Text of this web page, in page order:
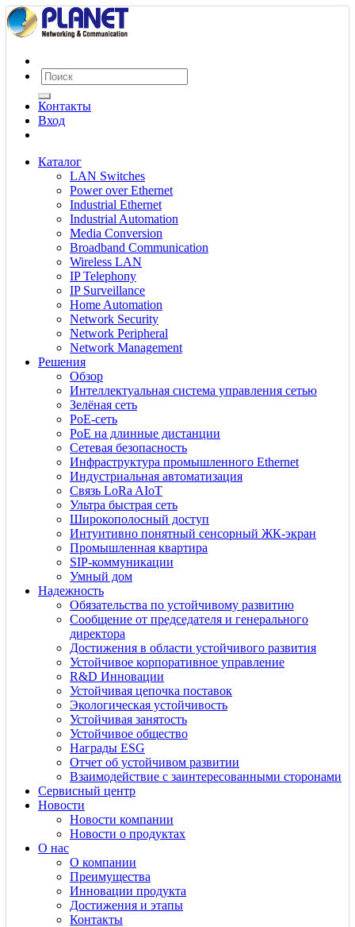
Контакты
Вход
Каталог
LAN Switches
Power over Ethernet
Industrial Ethernet
Industrial Automation
Media Conversion
Broadband Communication
Wireless LAN
IP Telephony
IP Surveillance
Home Automation
Network Security
Network Peripheral
Network Management
Решения
Обзор
Интеллектуальная система управления сетью
Зелёная сеть
PoE-сеть
PoE на длинные дистанции
Сетевая безопасность
Инфраструктура промышленного Ethernet
Индустриальная автоматизация
Связь LoRa AIoT
Ультра быстрая сеть
Широкополосный доступ
Интуитивно понятный сенсорный ЖК-экран
Промышленная квартира
SIP-коммуникации
Умный дом
Надежность
Обязательства по устойчивому развитию
Сообщение от председателя и генерального
директора
Достижения в области устойчивого развития
Устойчивое корпоративное управление
R&D Инновации
Устойчивая цепочка поставок
Экологическая устойчивость
Устойчивая занятость
Устойчивое общество
Награды ESG
Отчет об устойчивом развитии
Взаимодействие с заинтересованными сторонами
Сервисный центр
Новости
Новости компании
Новости о продуктах
О нас
О компании
Преимущества
Инновации продукта
Достижения и этапы
Контакты